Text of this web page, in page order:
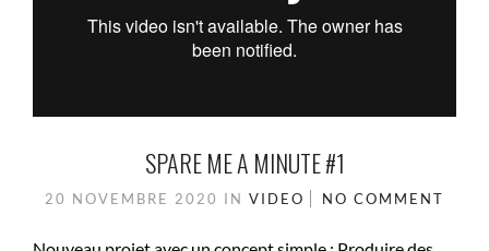
SPARE ME A MINUTE #1
20 NOVEMBRE 2020 IN VIDEO NO COMMENT